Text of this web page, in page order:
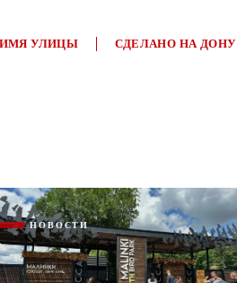
ИМЯ УЛИЦЫ СДЕЛАНО НА ДОНУ
НОВОСТИ